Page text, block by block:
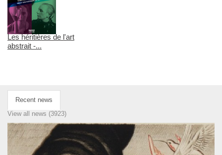
Les héritières de l'art
abstrait -...
Recent news
View all news (3923)